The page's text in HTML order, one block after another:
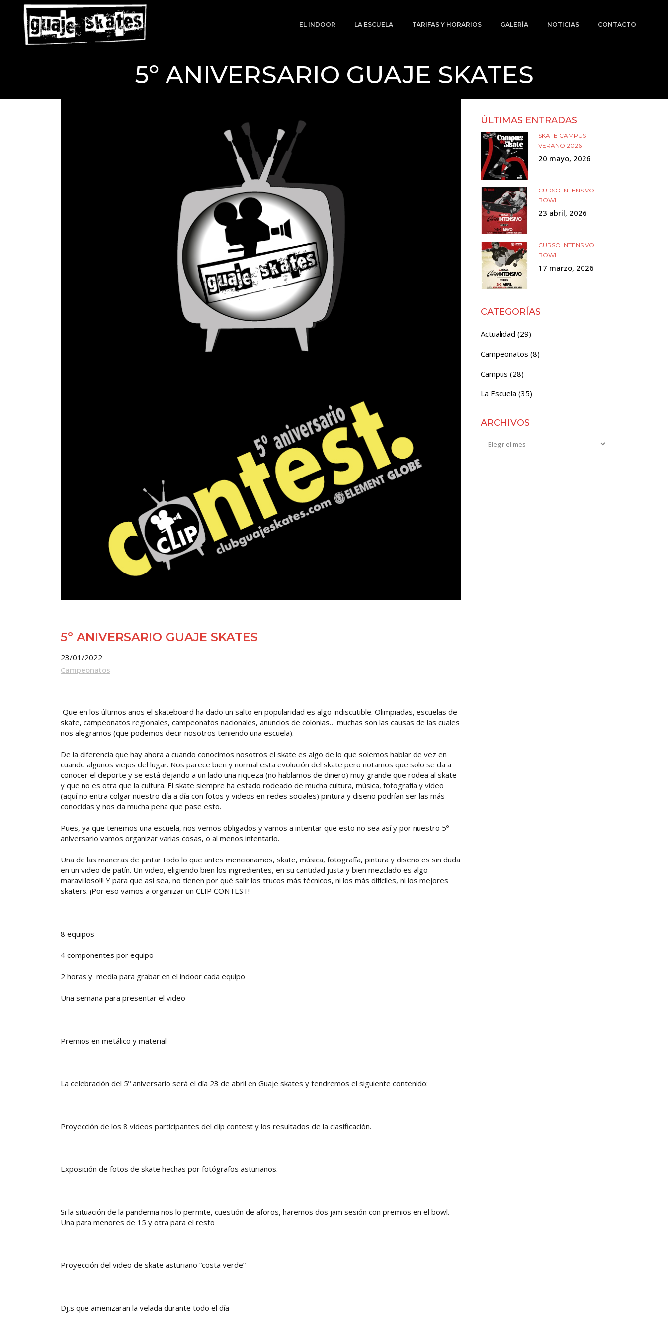
EL INDOOR LA ESCUELA TARIFAS Y HORARIOS GALERÍA NOTICIAS CONTACTO
5º ANIVERSARIO GUAJE SKATES
5º ANIVERSARIO GUAJE SKATES
23/01/2022
Campeonatos
Que en los últimos años el skateboard ha dado un salto en popularidad es algo indiscutible. Olimpiadas, escuelas de
skate, campeonatos regionales, campeonatos nacionales, anuncios de colonias… muchas son las causas de las cuales
nos alegramos (que podemos decir nosotros teniendo una escuela).
De la diferencia que hay ahora a cuando conocimos nosotros el skate es algo de lo que solemos hablar de vez en
cuando algunos viejos del lugar. Nos parece bien y normal esta evolución del skate pero notamos que solo se da a
conocer el deporte y se está dejando a un lado una riqueza (no hablamos de dinero) muy grande que rodea al skate
y que no es otra que la cultura. El skate siempre ha estado rodeado de mucha cultura, música, fotografía y video
(aquí no entra colgar nuestro día a día con fotos y videos en redes sociales) pintura y diseño podrían ser las más
conocidas y nos da mucha pena que pase esto.
Pues, ya que tenemos una escuela, nos vemos obligados y vamos a intentar que esto no sea así y por nuestro 5º
aniversario vamos organizar varias cosas, o al menos intentarlo.
Una de las maneras de juntar todo lo que antes mencionamos, skate, música, fotografía, pintura y diseño es sin duda
en un video de patín. Un video, eligiendo bien los ingredientes, en su cantidad justa y bien mezclado es algo
maravilloso!!! Y para que así sea, no tienen por qué salir los trucos más técnicos, ni los más difíciles, ni los mejores
skaters. ¡Por eso vamos a organizar un CLIP CONTEST!
8 equipos
4 componentes por equipo
2 horas y media para grabar en el indoor cada equipo
Una semana para presentar el video
Premios en metálico y material
La celebración del 5º aniversario será el día 23 de abril en Guaje skates y tendremos el siguiente contenido:
Proyección de los 8 videos participantes del clip contest y los resultados de la clasificación.
Exposición de fotos de skate hechas por fotógrafos asturianos.
Si la situación de la pandemia nos lo permite, cuestión de aforos, haremos dos jam sesión con premios en el bowl.
Una para menores de 15 y otra para el resto
Proyección del video de skate asturiano “costa verde”
Dj,s que amenizaran la velada durante todo el día
ÚLTIMAS ENTRADAS
SKATE CAMPUS
VERANO 2026
20 mayo, 2026
CURSO INTENSIVO
BOWL
23 abril, 2026
CURSO INTENSIVO
BOWL
17 marzo, 2026
CATEGORÍAS
Actualidad (29)
Campeonatos (8)
Campus (28)
La Escuela (35)
ARCHIVOS
Archivos